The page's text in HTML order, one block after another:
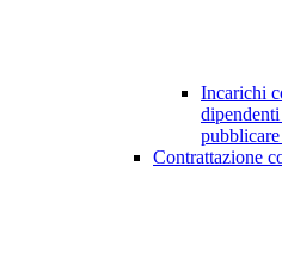
Incarichi
Contrattazione